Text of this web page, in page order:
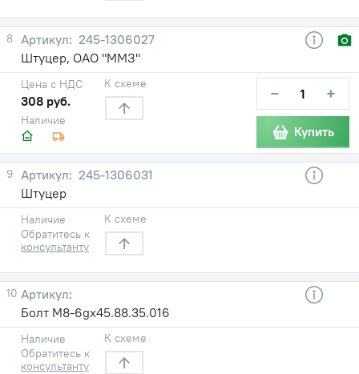
8
245-1306027
Штуцер, ОАО "ММЗ"
Наличие
Цена с НДС
308 руб.
К схеме − +
Купить
9
245-1306031
Штуцер
Наличие
Обратитесь к
консультанту
К схеме
10
Болт М8-6gх45.88.35.016
Наличие
Обратитесь к
консультанту
К схеме